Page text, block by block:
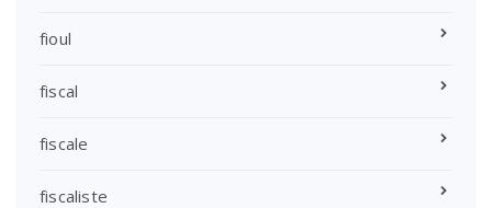
fioul
fiscal
fiscale
fiscaliste